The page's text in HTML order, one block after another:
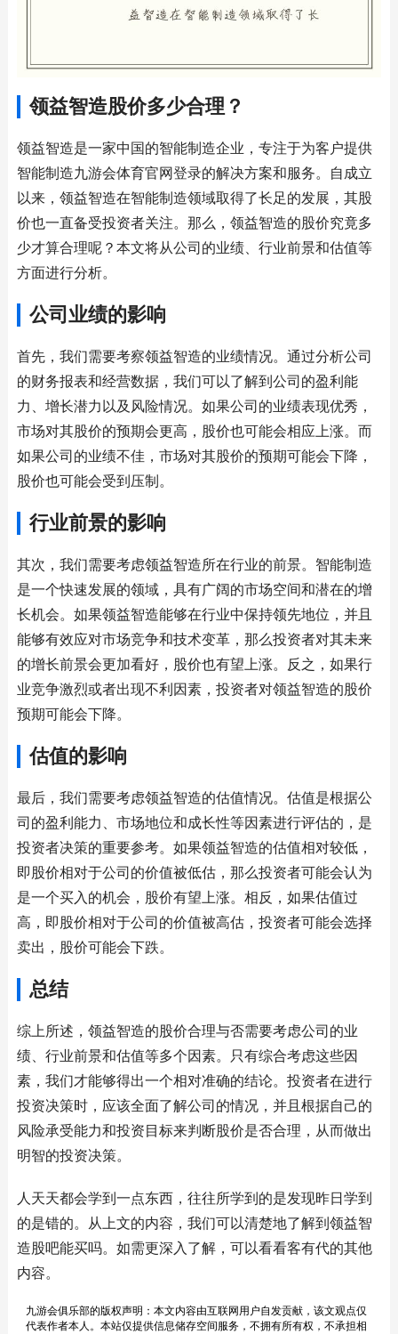
领益智造股价多少合理？
领益智造是一家中国的智能制造企业，专注于为客户提供
智能制造九游会体育官网登录的解决方案和服务。自成立
以来，领益智造在智能制造领域取得了长足的发展，其股
价也一直备受投资者关注。那么，领益智造的股价究竟多
少才算合理呢？本文将从公司的业绩、行业前景和估值等
方面进行分析。
公司业绩的影响
首先，我们需要考察领益智造的业绩情况。通过分析公司
的财务报表和经营数据，我们可以了解到公司的盈利能
力、增长潜力以及风险情况。如果公司的业绩表现优秀，
市场对其股价的预期会更高，股价也可能会相应上涨。而
如果公司的业绩不佳，市场对其股价的预期可能会下降，
股价也可能会受到压制。
行业前景的影响
其次，我们需要考虑领益智造所在行业的前景。智能制造
是一个快速发展的领域，具有广阔的市场空间和潜在的增
长机会。如果领益智造能够在行业中保持领先地位，并且
能够有效应对市场竞争和技术变革，那么投资者对其未来
的增长前景会更加看好，股价也有望上涨。反之，如果行
业竞争激烈或者出现不利因素，投资者对领益智造的股价
预期可能会下降。
估值的影响
最后，我们需要考虑领益智造的估值情况。估值是根据公
司的盈利能力、市场地位和成长性等因素进行评估的，是
投资者决策的重要参考。如果领益智造的估值相对较低，
即股价相对于公司的价值被低估，那么投资者可能会认为
是一个买入的机会，股价有望上涨。相反，如果估值过
高，即股价相对于公司的价值被高估，投资者可能会选择
卖出，股价可能会下跌。
总结
综上所述，领益智造的股价合理与否需要考虑公司的业
绩、行业前景和估值等多个因素。只有综合考虑这些因
素，我们才能够得出一个相对准确的结论。投资者在进行
投资决策时，应该全面了解公司的情况，并且根据自己的
风险承受能力和投资目标来判断股价是否合理，从而做出
明智的投资决策。
人天天都会学到一点东西，往往所学到的是发现昨日学到
的是错的。从上文的内容，我们可以清楚地了解到领益智
造股吧能买吗。如需更深入了解，可以看看客有代的其他
内容。
九游会俱乐部的版权声明：本文内容由互联网用户自发贡献，该文观点仅
代表作者本人。本站仅提供信息储存空间服务，不拥有所有权，不承担相